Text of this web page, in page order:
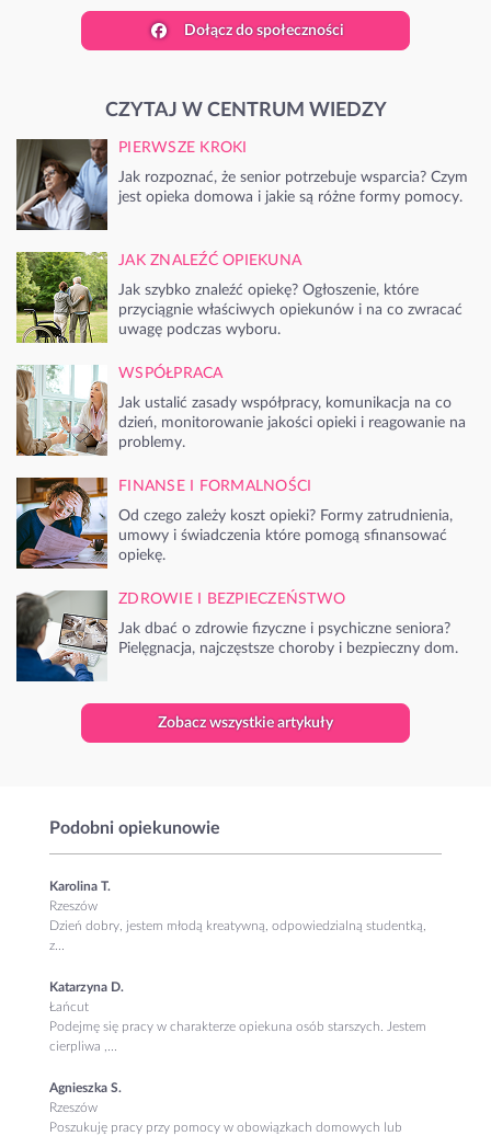
Dołącz do społeczności
CZYTAJ W CENTRUM WIEDZY
PIERWSZE KROKI
Jak rozpoznać, że senior potrzebuje wsparcia? Czym
jest opieka domowa i jakie są różne formy pomocy.
JAK ZNALEŹĆ OPIEKUNA
Jak szybko znaleźć opiekę? Ogłoszenie, które
przyciągnie właściwych opiekunów i na co zwracać
uwagę podczas wyboru.
WSPÓŁPRACA
Jak ustalić zasady współpracy, komunikacja na co
dzień, monitorowanie jakości opieki i reagowanie na
problemy.
FINANSE I FORMALNOŚCI
Od czego zależy koszt opieki? Formy zatrudnienia,
umowy i świadczenia które pomogą sfinansować
opiekę.
ZDROWIE I BEZPIECZEŃSTWO
Jak dbać o zdrowie fizyczne i psychiczne seniora?
Pielęgnacja, najczęstsze choroby i bezpieczny dom.
Zobacz wszystkie artykuły
Podobni opiekunowie
Karolina T.
Rzeszów
Dzień dobry, jestem młodą kreatywną, odpowiedzialną studentką,
z...
Katarzyna D.
Łańcut
Podejmę się pracy w charakterze opiekuna osób starszych. Jestem
cierpliwa ,...
Agnieszka S.
Rzeszów
Poszukuję pracy przy pomocy w obowiązkach domowych lub